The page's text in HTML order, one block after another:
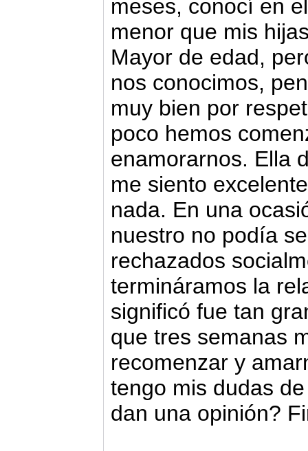
meses, conocí en
menor que mis
Mayor de edad,
nos conocimos,
muy bien por
poco hemos
enamorarnos. Ella
me siento
nada. En una
nuestro no podía
rechazados
termináramos la
significó fue tan
que tres semanas
recomenzar y
tengo mis dudas
dan una opinión?